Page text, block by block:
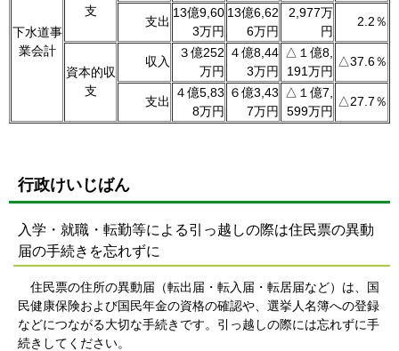
下水道事
業会計
支
支出
13億9,60
3万円
13億6,62
6万円
2,977万
円
2.2％
資本的収
支
収入
３億252
万円
４億8,44
3万円
△１億8,
191万円
△37.6％
支出
４億5,83
8万円
６億3,43
7万円
△１億7,
599万円
△27.7％
行政けいじばん
入学・就職・転勤等による引っ越しの際は住民票の異動
届の手続きを忘れずに
住民票の住所の異動届（転出届・転入届・転居届など）は、国
民健康保険および国民年金の資格の確認や、選挙人名簿への登録
などにつながる大切な手続きです。引っ越しの際には忘れずに手
続きしてください。